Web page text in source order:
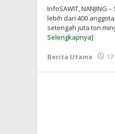
InfoSAWIT, NANJING
lebih dari 400
setengah juta ton
Selengkapnya]
Berita Utama